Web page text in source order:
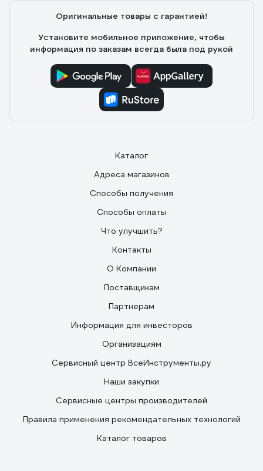
Оригинальные товары с гарантией!
Установите мобильное приложение, чтобы
информация по заказам всегда была под рукой
Каталог
Адреса магазинов
Способы получения
Способы оплаты
Что улучшить?
Контакты
О Компании
Поставщикам
Партнерам
Информация для инвесторов
Организациям
Сервисный центр ВсеИнструменты.ру
Наши закупки
Сервисные центры производителей
Правила применения рекомендательных технологий
Каталог товаров